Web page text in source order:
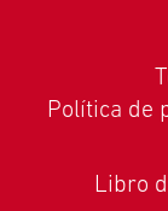
Política de
Libro